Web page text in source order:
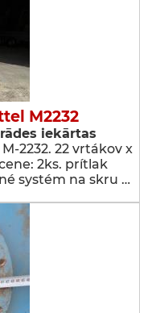
M2232
iekārtas
2232. 22 vrtákov x
2ks. prítlak
systém na skru …